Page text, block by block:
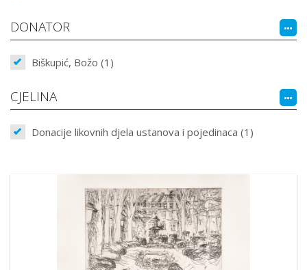
DONATOR
Biškupić, Božo (1)
CJELINA
Donacije likovnih djela ustanova i pojedinaca (1)